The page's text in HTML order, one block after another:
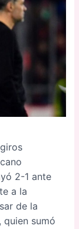
2-1 ante
a la
de la
sumó